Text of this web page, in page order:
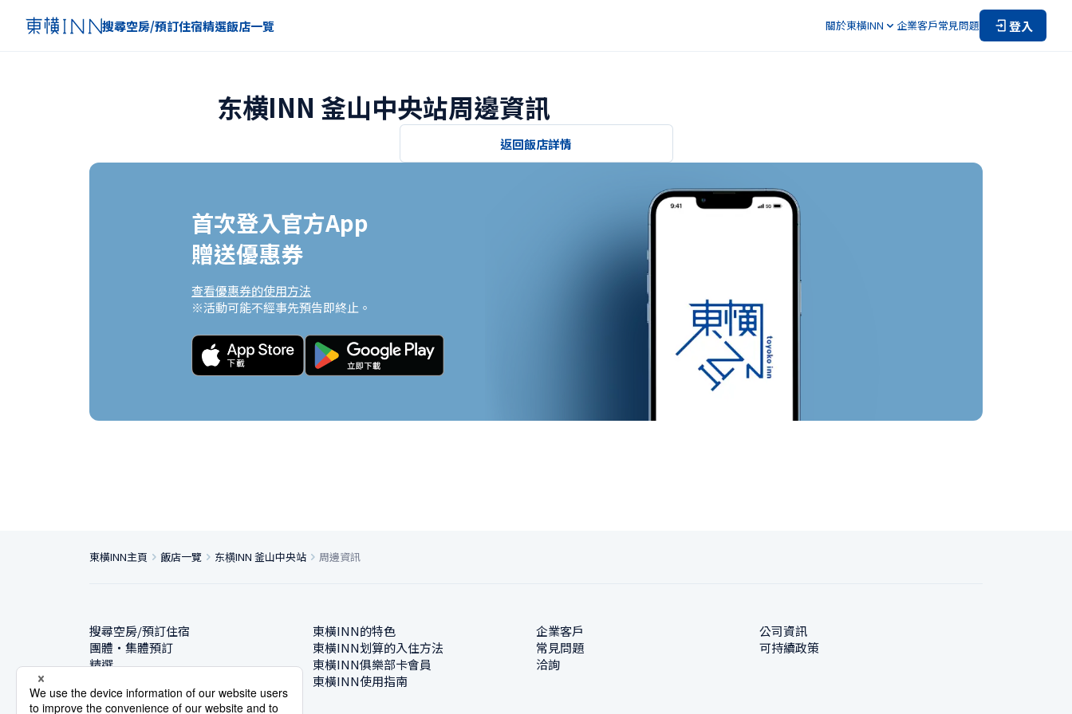
搜尋空房/預訂住宿精選飯店一覽 關於東橫INN 企業客戶常見問題 登入
东横INN 釜山中央站周邊資訊
返回飯店詳情
首次登入官方App
贈送優惠券
查看優惠券的使用方法
※活動可能不經事先預告即終止。
東橫INN主頁 飯店一覽 东横INN 釜山中央站 周邊資訊
搜尋空房/預訂住宿
團體・集體預訂
精選
東橫INN的特色
東橫INN划算的入住方法
東橫INN俱樂部卡會員
東橫INN使用指南
企業客戶
常見問題
洽詢
公司資訊
可持續政策